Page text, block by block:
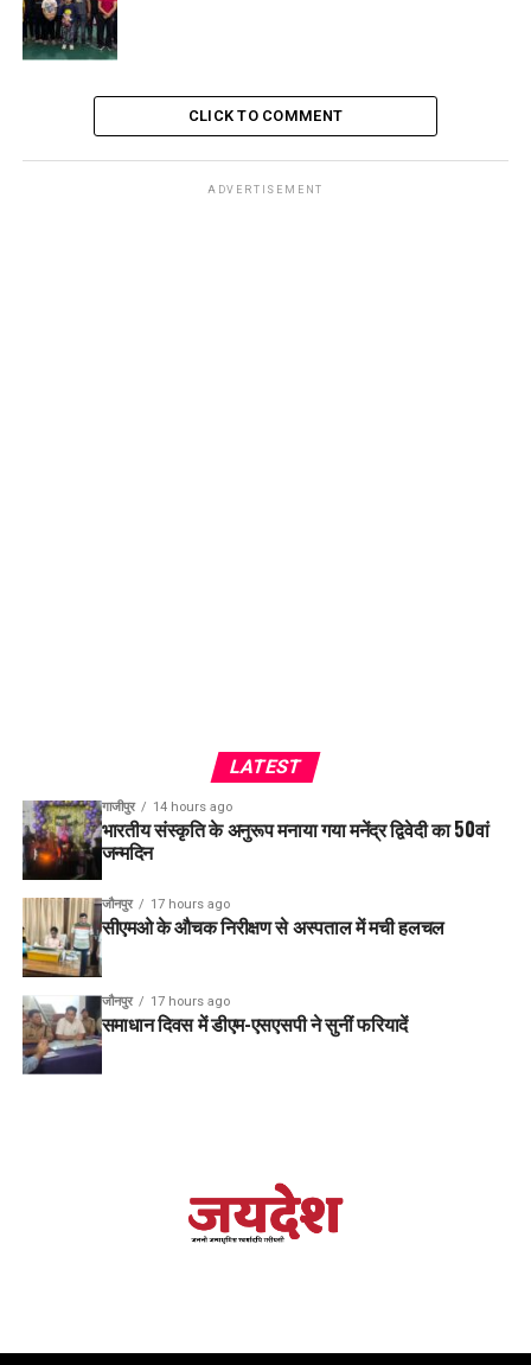
कारखाना (BLW) पहुँचे जहाँ महाप्रबंधक बरेका अंजली गोयल द्वारा उनका
CLICK TO COMMENT
ADVERTISEMENT
LATEST
गाजीपुर 14 hours ago
भारतीय संस्कृति के अनुरूप मनाया गया मनेंद्र द्विवेदी का 50वां
जन्मदिन
जौनपुर 17 hours ago
सीएमओ के औचक निरीक्षण से अस्पताल में मची हलचल
जौनपुर 17 hours ago
समाधान दिवस में डीएम-एसएसपी ने सुनीं फरियादें